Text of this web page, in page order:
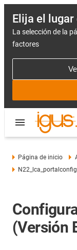
Elija el lugar
La selección de la
factores
Página de inicio
(Versión